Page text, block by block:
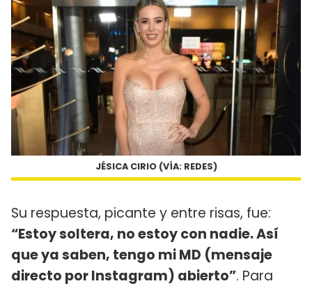
JÉSICA CIRIO (VÍA: REDES)
Su respuesta, picante y entre risas, fue:
“Estoy soltera, no estoy con nadie. Así
que ya saben, tengo mi MD (mensaje
directo por Instagram) abierto”. Para